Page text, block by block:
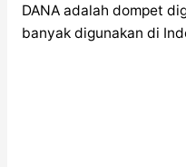
DANA adalah dompet
banyak digunakan di